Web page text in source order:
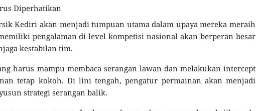
Diperhatikan
Kediri akan menjadi tumpuan utama dalam upaya mereka meraih
pengalaman di level kompetisi nasional akan berperan besar
kestabilan tim.
harus mampu membaca serangan lawan dan melakukan intercept
tetap kokoh. Di lini tengah, pengatur permainan akan menjadi
strategi serangan balik.